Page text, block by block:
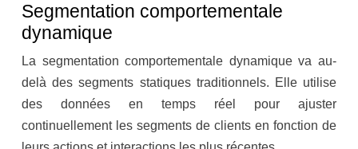
Segmentation comportementale
dynamique
La segmentation comportementale dynamique va au-
delà des segments statiques traditionnels. Elle utilise
des données en temps réel pour ajuster
continuellement les segments de clients en fonction de